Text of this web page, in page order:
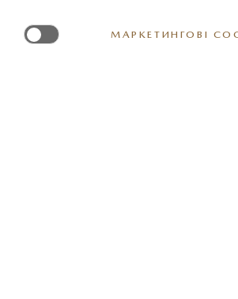
МАРКЕТИНГОВІ